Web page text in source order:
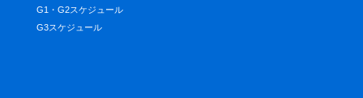
G1・G2スケジュール
G3スケジュール